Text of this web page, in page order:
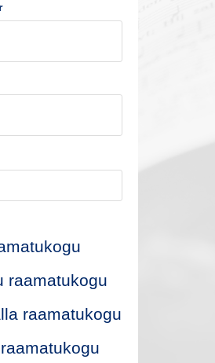
raamatukogu
raamatukogu